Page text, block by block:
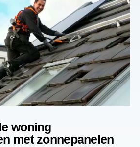
woning
met zonnepanelen